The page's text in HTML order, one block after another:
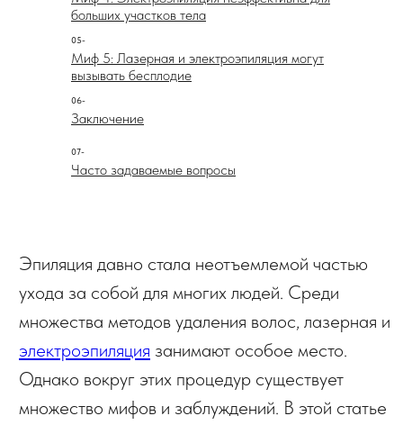
больших участков тела
Миф 5: Лазерная и электроэпиляция могут
вызывать бесплодие
05-
Заключение
06-
Часто задаваемые вопросы
07-
множества методов удаления волос, лазерная и
электроэпиляция
Однако вокруг этих процедур существует
множество мифов и заблуждений. В этой статье
мы с нашим врачом и ведущим мастером
разберем наиболее
научно обоснованные факты, чтобы развеять